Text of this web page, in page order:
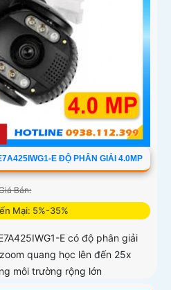
E ĐỘ PHÂN GIẢI 4.0MP
Bán:
Mại: 5%-35%
E có độ phân giải
quang học lên đến 25x
môi trường rộng lớn